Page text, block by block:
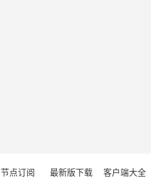
节点订阅 最新版下载 客户端大全